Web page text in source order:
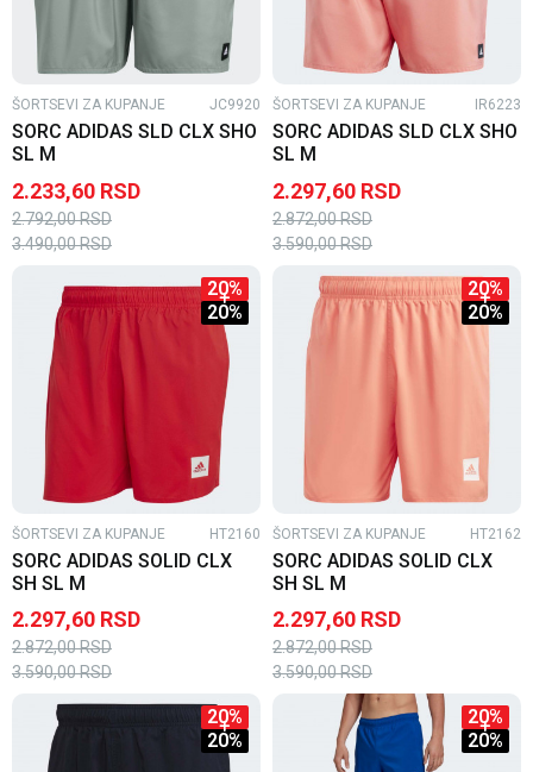
ŠORTSEVI ZA KUPANJE JC9920
SORC ADIDAS SLD CLX SHO
SL M
2.233,60 RSD
2.792,00RSD
3.490,00RSD
ŠORTSEVI ZA KUPANJE IR6223
SORC ADIDAS SLD CLX SHO
SL M
2.297,60 RSD
2.872,00RSD
3.590,00RSD
20%
20%
ŠORTSEVI ZA KUPANJE HT2160
SORC ADIDAS SOLID CLX
SH SL M
2.297,60 RSD
2.872,00RSD
3.590,00RSD
20%
20%
ŠORTSEVI ZA KUPANJE HT2162
SORC ADIDAS SOLID CLX
SH SL M
2.297,60 RSD
2.872,00RSD
3.590,00RSD
20%
20%
20%
20%